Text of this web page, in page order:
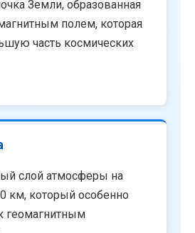
Земли, образованная
полем, которая
часть космических
слой атмосферы на
км, который особенно
геомагнитным